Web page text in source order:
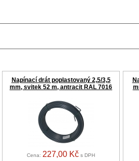
Napínací drát poplastovaný 2,5/3,5
mm, svitek 52 m, antracit RAL 7016
Cena: 227,00 Kč s DPH